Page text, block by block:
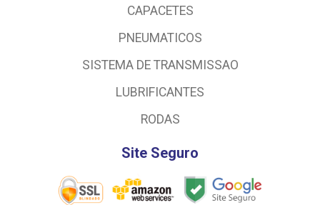
CAPACETES
PNEUMATICOS
SISTEMA DE TRANSMISSAO
LUBRIFICANTES
RODAS
Site Seguro